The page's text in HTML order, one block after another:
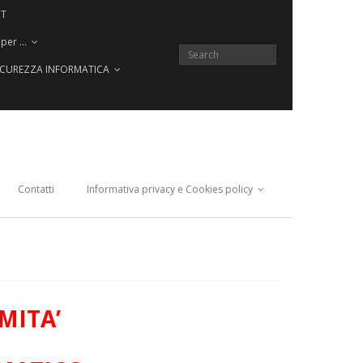
…
INFORMATICA
Contatti Informativa privacy e Cookies policy